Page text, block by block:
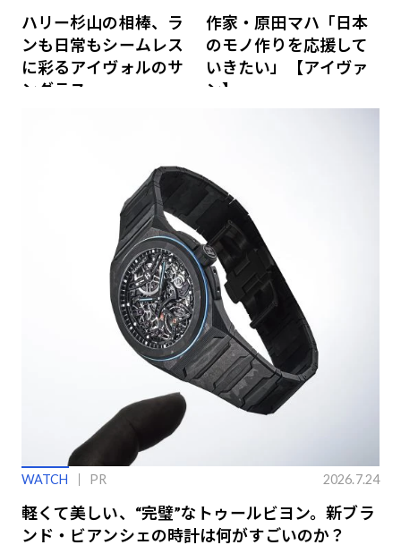
ハリー杉山の相棒、ラ
ンも日常もシームレス
に彩るアイヴォルのサ
ングラス
作家・原田マハ「日本
のモノ作りを応援して
いきたい」【アイヴァ
ン】
WATCH PR 2026.7.24
軽くて美しい、“完璧”なトゥールビヨン。新ブラ
ンド・ビアンシェの時計は何がすごいのか？